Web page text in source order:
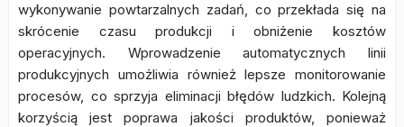
wykonywanie powtarzalnych zadań, co przekłada się na
skrócenie czasu produkcji i obniżenie kosztów
operacyjnych. Wprowadzenie automatycznych linii
produkcyjnych umożliwia również lepsze monitorowanie
procesów, co sprzyja eliminacji błędów ludzkich. Kolejną
korzyścią jest poprawa jakości produktów, ponieważ